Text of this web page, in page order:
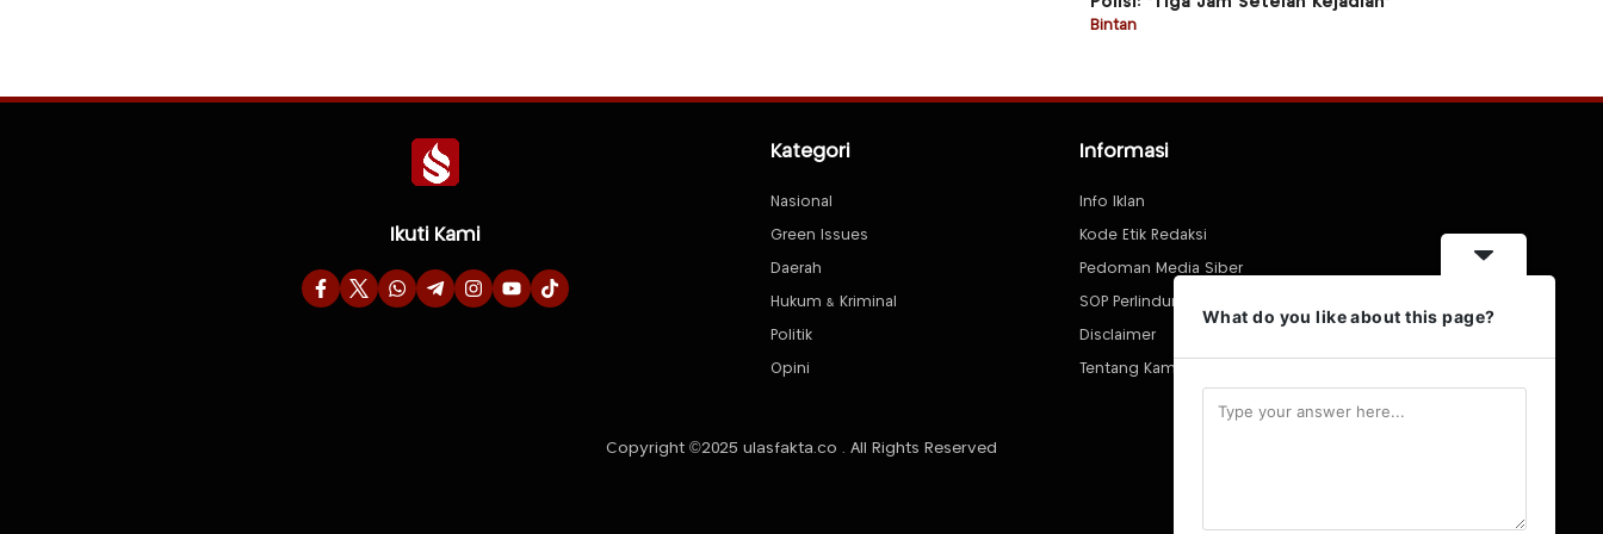
Bintan
Ikuti Kami
Kategori
Nasional
Green Issues
Daerah
Hukum & Kriminal
Politik
Opini
Informasi
Info Iklan
Kode Etik Redaksi
Pedoman Media Siber
SOP Perlindungan Wartawan
Disclaimer
Tentang Kami
Copyright ©2025 ulasfakta.co . All Rights Reserved
What do you like about this page?